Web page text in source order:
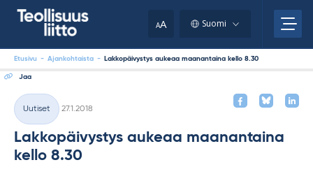
AA Suomi
Etusivu - Ajankohtaista - Lakkopäivystys aukeaa maanantaina kello 8.30
Jaa
Kategoriat
Uutiset
27.1.2018
Lakkopäivystys aukeaa maanantaina
kello 8.30
clipboard.)